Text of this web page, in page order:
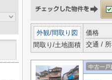
外観/間取り図
間取り/土地面積
価格
交通 /
中古一戸